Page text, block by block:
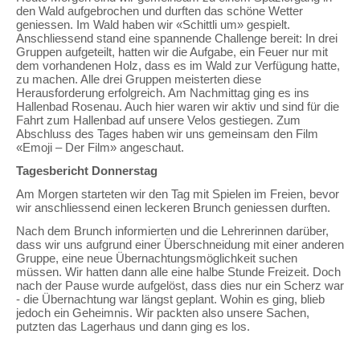
den Wald aufgebrochen und durften das schöne Wetter
geniessen. Im Wald haben wir «Schittli um» gespielt.
Anschliessend stand eine spannende Challenge bereit: In drei
Gruppen aufgeteilt, hatten wir die Aufgabe, ein Feuer nur mit
dem vorhandenen Holz, dass es im Wald zur Verfügung hatte,
zu machen. Alle drei Gruppen meisterten diese
Herausforderung erfolgreich. Am Nachmittag ging es ins
Hallenbad Rosenau. Auch hier waren wir aktiv und sind für die
Fahrt zum Hallenbad auf unsere Velos gestiegen. Zum
Abschluss des Tages haben wir uns gemeinsam den Film
«Emoji – Der Film» angeschaut.
Tagesbericht Donnerstag
Am Morgen starteten wir den Tag mit Spielen im Freien, bevor
wir anschliessend einen leckeren Brunch geniessen durften.
Nach dem Brunch informierten und die Lehrerinnen darüber,
dass wir uns aufgrund einer Überschneidung mit einer anderen
Gruppe, eine neue Übernachtungsmöglichkeit suchen
müssen. Wir hatten dann alle eine halbe Stunde Freizeit. Doch
nach der Pause wurde aufgelöst, dass dies nur ein Scherz war
- die Übernachtung war längst geplant. Wohin es ging, blieb
jedoch ein Geheimnis. Wir packten also unsere Sachen,
putzten das Lagerhaus und dann ging es los.